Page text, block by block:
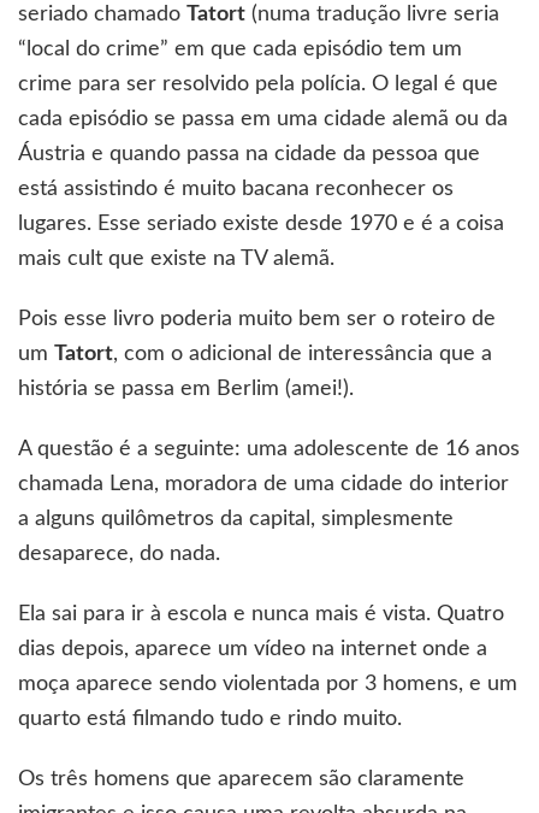
seriado chamado
Tatort (numa tradução livre seria
“local do crime” em que cada episódio tem um
crime para ser resolvido pela polícia. O legal é que
cada episódio se passa em uma cidade alemã ou da
Áustria e quando passa na cidade da pessoa que
está assistindo é muito bacana reconhecer os
lugares. Esse seriado existe desde 1970 e é a coisa
mais cult que existe na TV alemã.
Pois esse livro poderia muito bem ser o roteiro de
um
Tatort, com o adicional de interessância que a
história se passa em Berlim (amei!).
A questão é a seguinte: uma adolescente de 16 anos
chamada Lena, moradora de uma cidade do interior
a alguns quilômetros da capital, simplesmente
desaparece, do nada.
Ela sai para ir à escola e nunca mais é vista. Quatro
dias depois, aparece um vídeo na internet onde a
moça aparece sendo violentada por 3 homens, e um
quarto está filmando tudo e rindo muito.
Os três homens que aparecem são claramente